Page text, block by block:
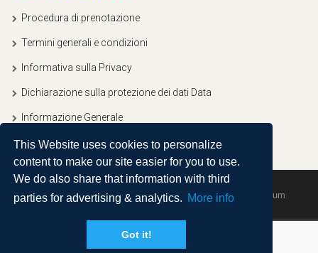
This Website uses cookies to personalize
content to make our site easier for you to use.
We do also share that information with third
parties for advertising & analytics. More info
Got it!
Procedura di prenotazione
Termini generali e condizioni
Informativa sulla Privacy
Dichiarazione sulla protezione dei dati Data
Informazione Generale
Copyright © 2020, Ullitravel |Sitemap| Powered by Agendum